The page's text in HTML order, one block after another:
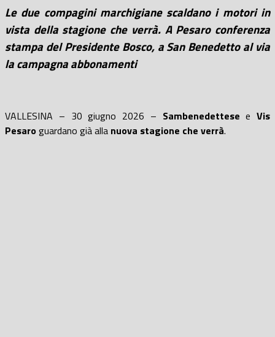
Le due compagini marchigiane scaldano i motori in
vista della stagione che verrà. A Pesaro conferenza
stampa del Presidente Bosco, a San Benedetto al via
la campagna abbonamenti
VALLESINA – 30 giugno 2026 – Sambenedettese e Vis
Pesaroguardano già alla nuova stagione che verrà.